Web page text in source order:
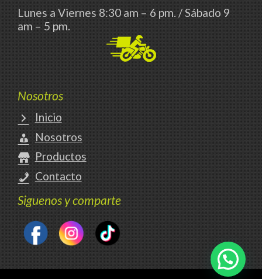
Lunes a Viernes 8:30 am – 6 pm. / Sábado 9
am – 5 pm.
Nosotros
Inicio
Nosotros
Productos
Contacto
Siguenos y comparte